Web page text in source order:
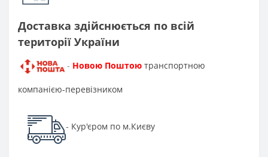
Доставка здійснюється по всій
території України
- Новою Поштою транспортною
компанією-перевізником
- Кур'єром по м.Києву